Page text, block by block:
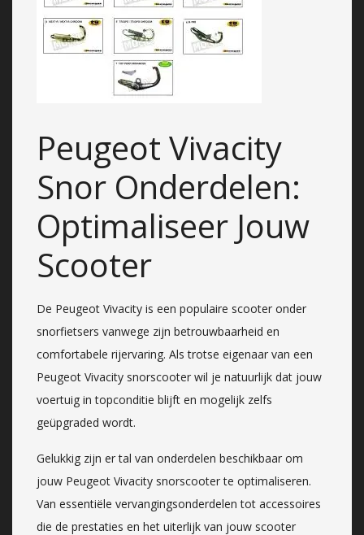
Peugeot Vivacity
Snor Onderdelen:
Optimaliseer Jouw
Scooter
De Peugeot Vivacity is een populaire scooter onder
snorfietsers vanwege zijn betrouwbaarheid en
comfortabele rijervaring. Als trotse eigenaar van een
Peugeot Vivacity snorscooter wil je natuurlijk dat jouw
voertuig in topconditie blijft en mogelijk zelfs
geüpgraded wordt.
Gelukkig zijn er tal van onderdelen beschikbaar om
jouw Peugeot Vivacity snorscooter te optimaliseren.
Van essentiële vervangingsonderdelen tot accessoires
die de prestaties en het uiterlijk van jouw scooter